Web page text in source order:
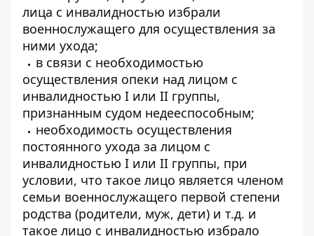
лица с инвалидностью избрали
военнослужащего для осуществления за
ними ухода;
в связи с необходимостью
осуществления опеки над лицом с
инвалидностью I или II группы,
признанным судом недееспособным;
необходимость осуществления
постоянного ухода за лицом с
инвалидностью I или II группы, при
условии, что такое лицо является членом
семьи военнослужащего первой степени
родства (родители, муж, дети) и т.д. и
такое лицо с инвалидностью избрало